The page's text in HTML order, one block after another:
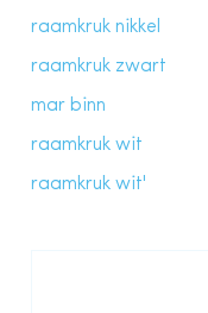
raamkruk nikkel
raamkruk zwart
mar binn
raamkruk wit
raamkruk wit'